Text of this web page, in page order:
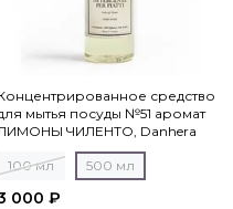
средство
мытья посуды №51 аромат
ЧИЛЕНТО, Danhera
100 мл
500 мл
000 ₽